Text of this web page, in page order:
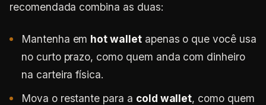
recomendada combina as duas:
Mantenha em hot walletapenas o que você usa
no curto prazo, como quem anda com dinheiro
na carteira física.
Mova o restante para a cold wallet, como quem